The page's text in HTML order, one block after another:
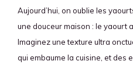
Aujourd’hui, on oublie les
une douceur maison : le yaourt
Imaginez une texture ultra
qui embaume la cuisine, et des